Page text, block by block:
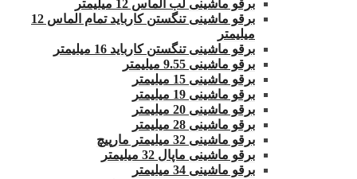
برقو ماشینی لب الماس 12 میلیمتر
برقو ماشینی تنگستن کارباید تمام الماس 12
میلیمتر
برقو ماشینی تنگستن کارباید 16 میلیمتر
برقو ماشینی 9.55 میلیمتر
برقو ماشینی 15 میلیمتر
برقو ماشینی 19 میلیمتر
برقو ماشینی 20 میلیمتر
برقو ماشینی 28 میلیمتر
برقو ماشینی 32 میلیمتر مارپیچ
برقو ماشینی ماپال 32 میلیمتر
برقو ماشینی 34 میلیمتر